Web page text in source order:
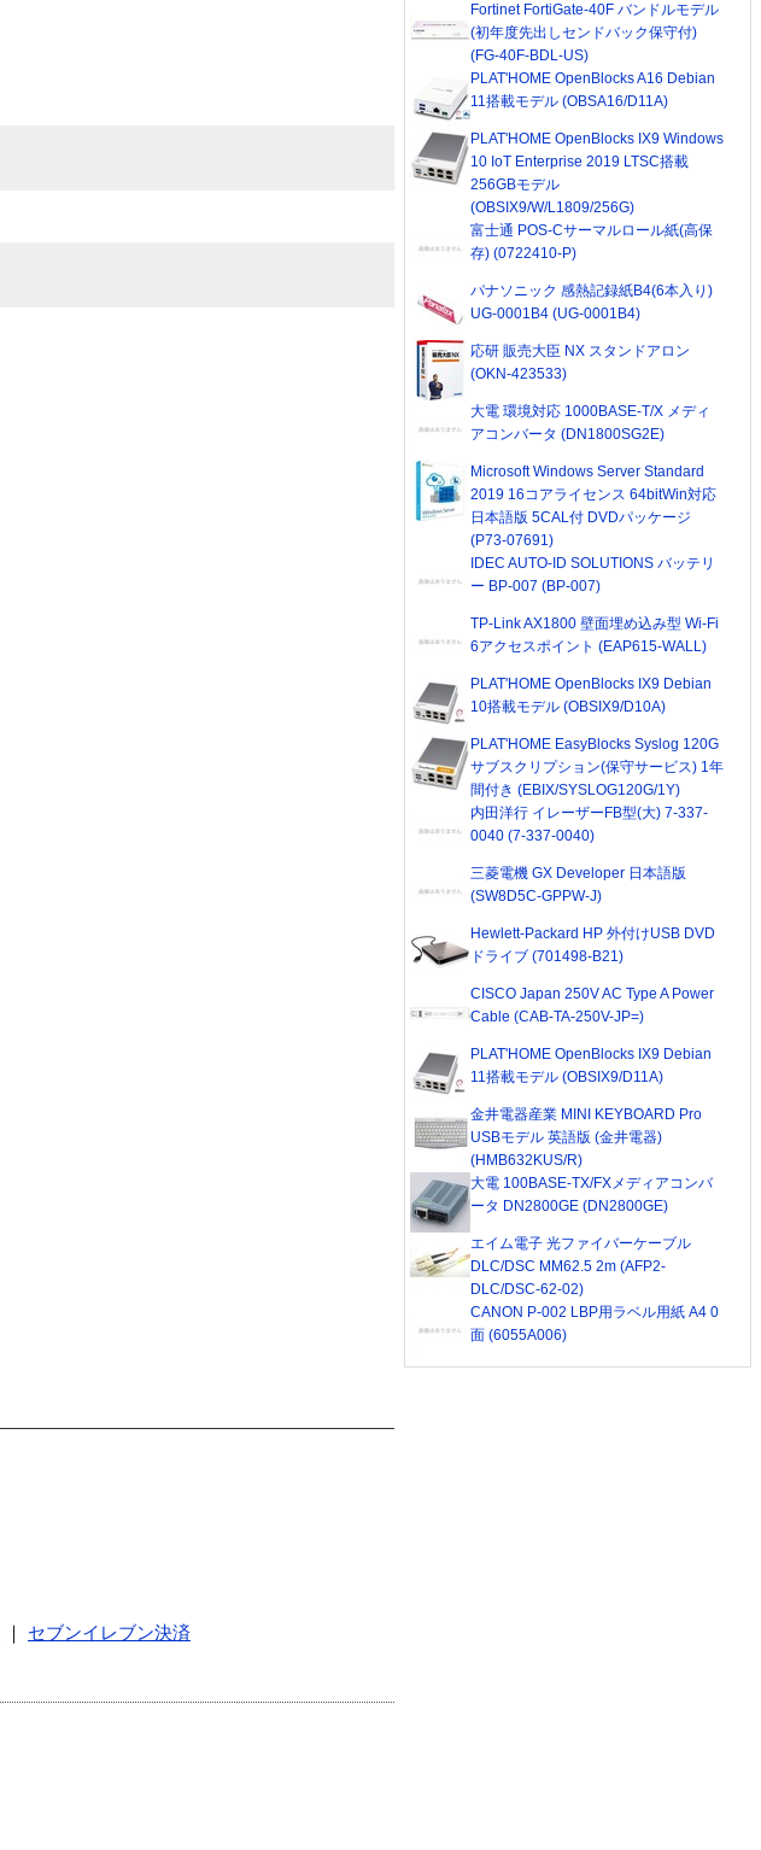
セブンイレブン決済
Fortinet FortiGate-40F バンドルモデル
(初年度先出しセンドバック保守付)
(FG-40F-BDL-US)
PLAT'HOME OpenBlocks A16 Debian
11搭載モデル (OBSA16/D11A)
PLAT'HOME OpenBlocks IX9 Windows
10 IoT Enterprise 2019 LTSC搭載
256GBモデル
(OBSIX9/W/L1809/256G)
富士通 POS-Cサーマルロール紙(高保
存) (0722410-P)
パナソニック 感熱記録紙B4(6本入り)
UG-0001B4 (UG-0001B4)
応研 販売大臣 NX スタンドアロン
(OKN-423533)
大電 環境対応 1000BASE-T/X メディ
アコンバータ (DN1800SG2E)
Microsoft Windows Server Standard
2019 16コアライセンス 64bitWin対応
日本語版 5CAL付 DVDパッケージ
(P73-07691)
IDEC AUTO-ID SOLUTIONS バッテリ
ー BP-007 (BP-007)
TP-Link AX1800 壁面埋め込み型 Wi-Fi
6アクセスポイント (EAP615-WALL)
PLAT'HOME OpenBlocks IX9 Debian
10搭載モデル (OBSIX9/D10A)
PLAT'HOME EasyBlocks Syslog 120G
サブスクリプション(保守サービス) 1年
間付き (EBIX/SYSLOG120G/1Y)
内田洋行 イレーザーFB型(大) 7-337-
0040 (7-337-0040)
三菱電機 GX Developer 日本語版
(SW8D5C-GPPW-J)
Hewlett-Packard HP 外付けUSB DVD
ドライブ (701498-B21)
CISCO Japan 250V AC Type A Power
Cable (CAB-TA-250V-JP=)
PLAT'HOME OpenBlocks IX9 Debian
11搭載モデル (OBSIX9/D11A)
金井電器産業 MINI KEYBOARD Pro
USBモデル 英語版 (金井電器)
(HMB632KUS/R)
大電 100BASE-TX/FXメディアコンバ
ータ DN2800GE (DN2800GE)
エイム電子 光ファイバーケーブル
DLC/DSC MM62.5 2m (AFP2-
DLC/DSC-62-02)
CANON P-002 LBP用ラベル用紙 A4 0
面 (6055A006)